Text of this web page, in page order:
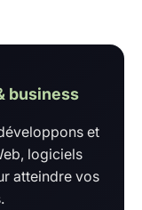
business
et
logiciels
atteindre vos